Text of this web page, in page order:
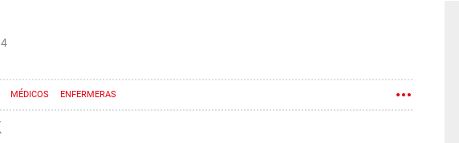
MÉDICOS ENFERMERAS